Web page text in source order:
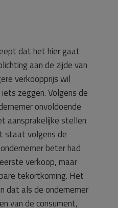
dat het hier gaat
aan de zijde van
verkoopprijs wil
zeggen. Volgens de
onvoldoende
aansprakelijke stellen
staat volgens de
beter had
verkoop, maar
tekortkoming. Het
dat als de ondernemer
van de consument,